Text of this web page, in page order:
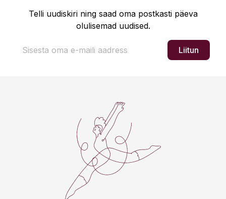
Telli uudiskiri ning saad oma postkasti päeva
olulisemad uudised.
Liitun